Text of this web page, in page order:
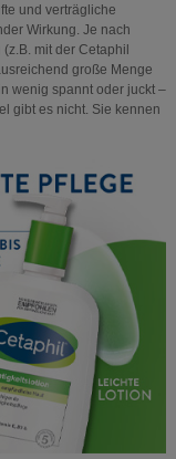
und verträgliche
Wirkung. Je nach
mit der Cetaphil
große Menge
wenig spannt oder juckt –
gibt es nicht. Sie kennen